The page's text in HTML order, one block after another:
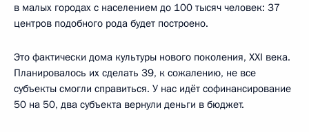
в малых городах с населением до 100 тысяч человек: 37
центров подобного рода будет построено.
Это фактически дома культуры нового поколения, XXI века.
Планировалось их сделать 39, к сожалению, не все
субъекты смогли справиться. У нас идёт софинансирование
50 на 50, два субъекта вернули деньги в бюджет.